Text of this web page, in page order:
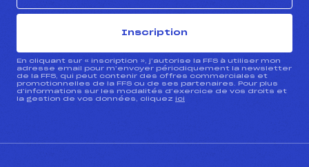
Inscription
En cliquant sur « inscription », j’autorise la FFS à utiliser mon
adresse email pour m’envoyer périodiquement la newsletter
de la FFS, qui peut contenir des offres commerciales et
promotionnelles de la FFS ou de ses partenaires. Pour plus
d’informations sur les modalités d’exercice de vos droits et
la gestion de vos données, cliquez ici